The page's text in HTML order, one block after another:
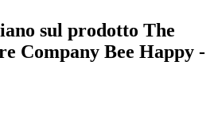
sul prodotto The
Company Bee Happy -